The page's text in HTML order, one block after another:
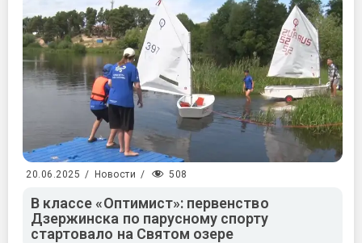
20.06.2025 / Новости / 508
В классе «Оптимист»: первенство
Дзержинска по парусному спорту
стартовало на Святом озере